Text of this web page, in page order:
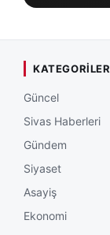
KATEGORILER
Güncel
Sivas Haberleri
Gündem
Siyaset
Asayiş
Ekonomi